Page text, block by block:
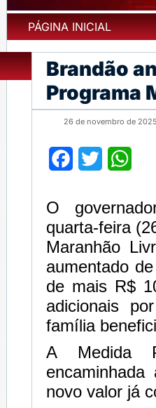
PÁGINA INICIAL
Brandão
Programa
26 de novembro de
Facebook
Twitter
O
quarta-feira
Maranhão
aumentado
de mais R$
adicionais
família
A Medida
novo valor já